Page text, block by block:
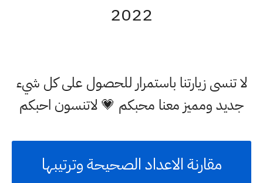
2022
لا تنسى زيارتنا باستمرار للحصول على كل شيء
جديد ومميز معنا محبكم 💗 لاتنسون احبكم
مقارنة الاعداد الصحيحة وترتيبها